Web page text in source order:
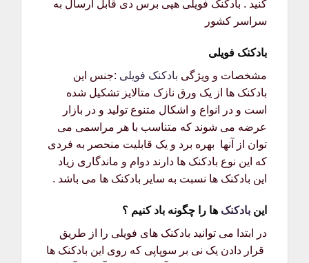
کنید . بادکنک فویلی هپی برس دی قابل ارسال به
سراسر کشور
بادکنک فویلی
مشخصات و ویژگی بادکنک فویلی :جنس این
بادکنک ها از یک ورق نازک متالایز تشکیل شده
است و در انواع و اشکال متنوع تولید و در بازار
عرضه می شوند که متناسب با هر مراسمی می
توان از آنها بهره برد و یک قابلیت منحصر به فردی
که این نوع بادکنک ها دارند دوام و ماندگاری زیاد
این بادکنک ها نسبت به سایر بادکنک ها می باشد .
این بادکنک ها را چگونه باد کنیم ؟
در ابتدا می توانید بادکنک های فویلی را از طریق
قرار دادن یک نی بر سوپاپی که روی این بادکنک ها